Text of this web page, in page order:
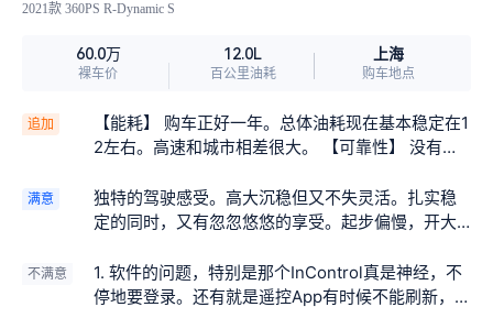
2021款 360PS R-Dynamic S
60.0万
裸车价
12.0L
百公里油耗
上海
购车地点
追加
【能耗】 购车正好一年。总体油耗现在基本稳定在1
2左右。高速和城市相差很大。 【可靠性】 没有出
免费的小保养 【有车生活】 【吐槽】 没有吐槽的
点，OTA升级了几次车机系统，目前3.2.0a。总体
次建德富春方外，回来的路上一度显示车外温度44
度，没有出现任何状况安然回家。（也是让我想起
满意
独特的驾驶感受。高大沉稳但又不失灵活。扎实稳
定的同时，又有忽忽悠悠的享受。起步偏慢，开大
快速的感觉，配上那个高坐姿，再来首U2，真是享
受。目前只有城市驾驶，对我来讲，公路体验绝对
不满意
1. 软件的问题，特别是那个InControl真是神经，不
停地要登录。还有就是遥控App有时候不能刷新，